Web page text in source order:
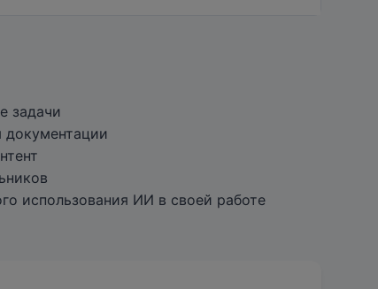
задачи
документации
использования ИИ в своей работе